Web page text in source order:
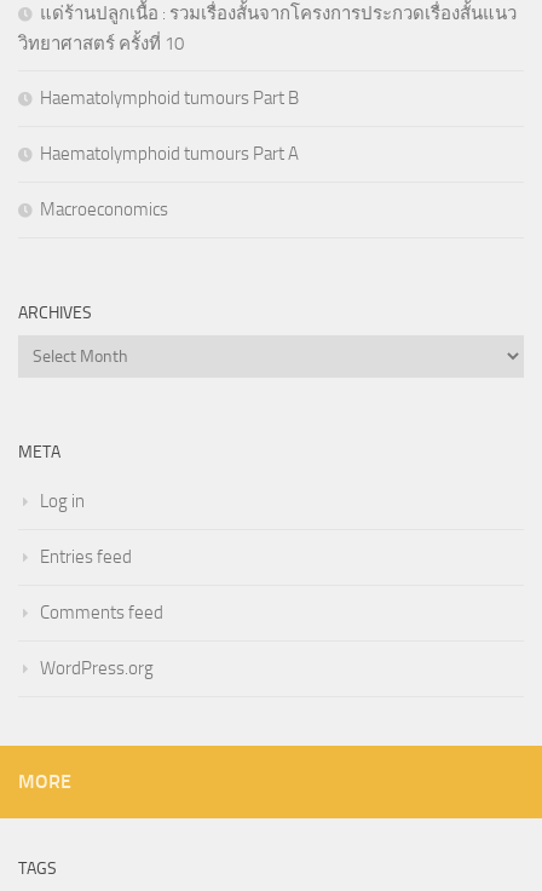
แด่ร้านปลูกเนื้อ : รวมเรื่องสั้นจากโครงการประกวดเรื่องสั้นแนว
วิทยาศาสตร์ ครั้งที่ 10
Haematolymphoid tumours Part B
Haematolymphoid tumours Part A
Macroeconomics
ARCHIVES
Archives
META
Log in
Entries feed
Comments feed
WordPress.org
MORE
TAGS